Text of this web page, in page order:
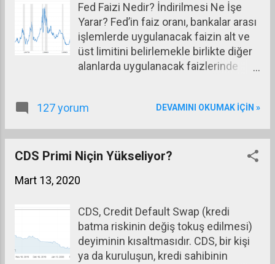
istihdama katkı sağlamayı sürdürmesi bir yandan
da merkez bankalarının sisteme parasal destek
vermeleri ekonomileri yaşatan iki itici güç oldu.
Sistemi ayakta tutan en önemli desteklerden birisi
de gelişmekte olan ülkelerde kriz çıkmamış
Fed Faizi Nedir? İndirilmesi Ne İşe
Yarar? Fed’in faiz oranı, bankalar arası
işlemlerde uygulanacak faizin alt ve
üst limitini belirlemekle birlikte diğer
alanlarda uygulanacak faizlerinde
etkilenmesinde büyük rol oynuyor.
likiditeyi denetliyor ve bu yoldan
ekonomiyi etkileyebiliyor. Ekonomide
bir başka deyişle ekonomi büyüme
düşürerek harcamaları ve yatırımları,
dolayısıyla da ekonomiyi
canlandırmaya çalışıyor. Ekonomi
ısınmaya başladığında da tam tersini
127 yorum DEVAMINI OKUMAK IÇIN »
CDS Primi Niçin Yükseliyor?
Mart 13, 2020
CDS, Credit Default Swap (kredi
batma riskinin değiş tokuş edilmesi)
deyiminin kısaltmasıdır. CDS, bir kişi
ya da kuruluşun, kredi sahibinin